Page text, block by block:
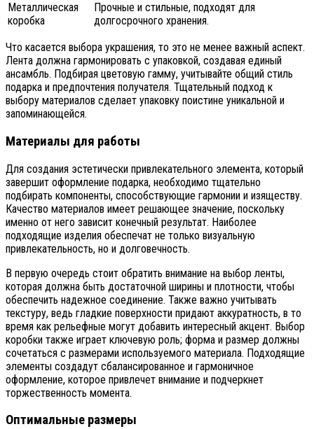
Металлическая
коробка
Прочные и стильные, подходят для
долгосрочного хранения.
Что касается выбора украшения, то это не менее важный аспект.
Лента должна гармонировать с упаковкой, создавая единый
ансамбль. Подбирая цветовую гамму, учитывайте общий стиль
подарка и предпочтения получателя. Тщательный подход к
выбору материалов сделает упаковку поистине уникальной и
запоминающейся.
Материалы для работы
Для создания эстетически привлекательного элемента, который
завершит оформление подарка, необходимо тщательно
подбирать компоненты, способствующие гармонии и изяществу.
Качество материалов имеет решающее значение, поскольку
именно от него зависит конечный результат. Наиболее
подходящие изделия обеспечат не только визуальную
привлекательность, но и долговечность.
В первую очередь стоит обратить внимание на выбор ленты,
которая должна быть достаточной ширины и плотности, чтобы
обеспечить надежное соединение. Также важно учитывать
текстуру, ведь гладкие поверхности придают аккуратность, в то
время как рельефные могут добавить интересный акцент. Выбор
коробки также играет ключевую роль; форма и размер должны
сочетаться с размерами используемого материала. Подходящие
элементы создадут сбалансированное и гармоничное
оформление, которое привлечет внимание и подчеркнет
торжественность момента.
Оптимальные размеры